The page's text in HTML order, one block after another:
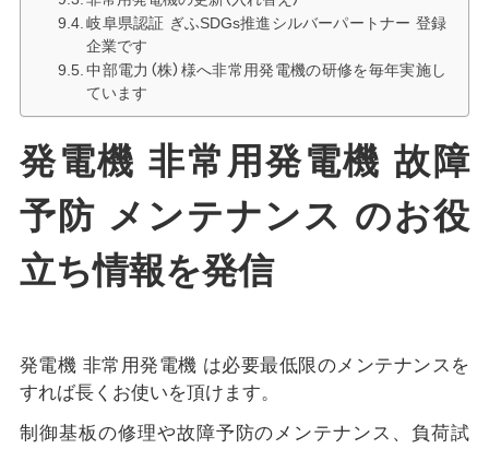
岐阜県認証 ぎふSDGs推進シルバーパートナー 登録
企業です
中部電力（株）様へ非常用発電機の研修を毎年実施し
ています
発電機 非常用発電機 故障
予防 メンテナンス のお役
立ち情報を発信
発電機 非常用発電機 は必要最低限のメンテナンスを
すれば長くお使いを頂けます。
制御基板の修理や故障予防のメンテナンス、負荷試